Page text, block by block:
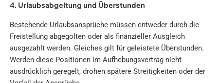
4. Urlaubsabgeltung und Überstunden
Bestehende Urlaubsansprüche müssen entweder durch die
Freistellung abgegolten oder als finanzieller Ausgleich
ausgezahlt werden. Gleiches gilt für geleistete Überstunden.
Werden diese Positionen im Aufhebungsvertrag nicht
ausdrücklich geregelt, drohen spätere Streitigkeiten oder der